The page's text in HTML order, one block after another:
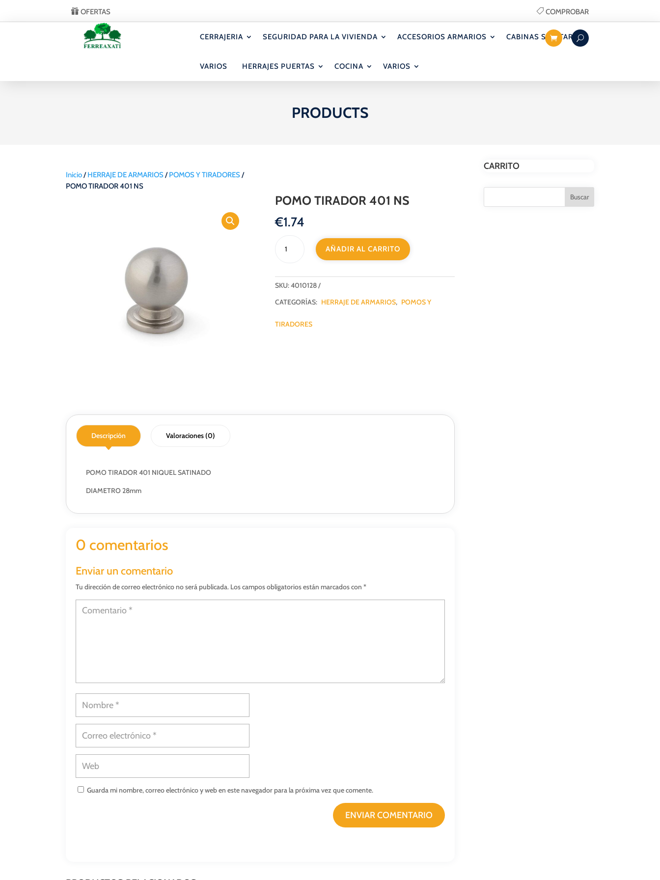
OFERTAS COMPROBAR
CERRAJERIA SEGURIDAD PARA LA VIVIENDA ACCESORIOS ARMARIOS CABINAS SANITARIAS
VARIOS HERRAJES PUERTAS COCINA VARIOS
PRODUCTS
Inicio/HERRAJE DE ARMARIOS/POMOS Y TIRADORES/
POMO TIRADOR 401 NS
POMO TIRADOR 401 NS
€1.74
TIRADOR
cantidad
AÑADIR AL CARRITO
SKU:4010128
CATEGORÍAS: HERRAJE DE ARMARIOS, POMOS Y
TIRADORES
Descripción Valoraciones (0)
POMO TIRADOR 401 NIQUEL SATINADO
DIAMETRO 28mm
0 comentarios
Enviar un comentario
Tu dirección de correo electrónico no será publicada. Los campos obligatorios están marcados con*
Guarda mi nombre, correo electrónico y web en este navegador para la próxima vez que comente.
ENVIAR COMENTARIO
CARRITO